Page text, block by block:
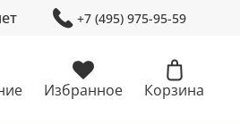
+7 (495) 975-95-59
Избранное Корзина